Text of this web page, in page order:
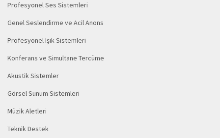
Profesyonel Ses Sistemleri
Genel Seslendirme ve Acil Anons
Profesyonel Işık Sistemleri
Konferans ve Simultane Tercüme
Akustik Sistemler
Görsel Sunum Sistemleri
Müzik Aletleri
Teknik Destek